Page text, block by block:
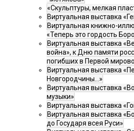
«Скульптуры, мелкая
Виртуальная выставка
Виртуальная книжно-
«Теперь это гордость
Виртуальная выставка
война», к Дню памяти
погибших в Первой
Виртуальная выставка
Новгородчины…»
Виртуальная выставка
музыки»
Виртуальная выставка
Виртуальная выставка
до Государя всея Руси»